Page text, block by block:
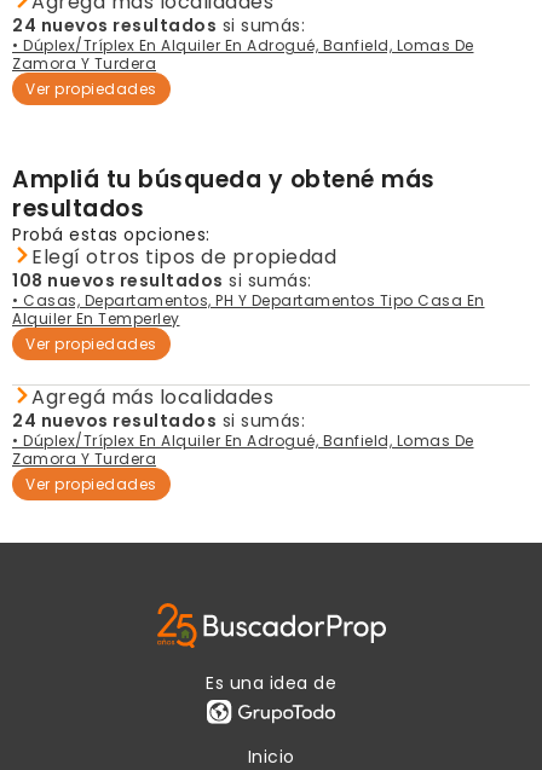
24 nuevos resultados si sumás:
• Dúplex/Tríplex En Alquiler En Adrogué, Banfield, Lomas De
Zamora Y Turdera
Ver propiedades
Ampliá tu búsqueda y obtené más
resultados
Probá estas opciones:
Elegí otros tipos de propiedad
108 nuevos resultados si sumás:
• Casas, Departamentos, PH Y Departamentos Tipo Casa En
Alquiler En Temperley
Ver propiedades
Agregá más localidades
24 nuevos resultados si sumás:
• Dúplex/Tríplex En Alquiler En Adrogué, Banfield, Lomas De
Zamora Y Turdera
Ver propiedades
Es una idea de
Inicio